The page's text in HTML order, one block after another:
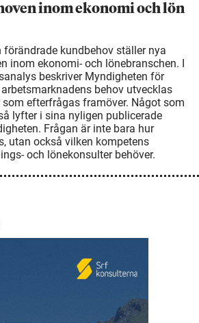
inom ekonomi och lön
kundbehov ställer nya
inom ekonomi- och lönebranschen. I
beskriver Myndigheten för
behov utvecklas
efterfrågas framöver. Något som
lyfter i sina nyligen publicerade
Frågan är inte bara hur
utan också vilken kompetens
och lönekonsulter behöver.